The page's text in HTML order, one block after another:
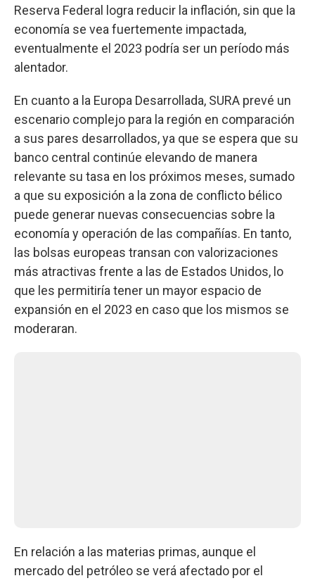
Reserva Federal logra reducir la inflación, sin que la
economía se vea fuertemente impactada,
eventualmente el 2023 podría ser un período más
alentador.
En cuanto a la Europa Desarrollada, SURA prevé un
escenario complejo para la región en comparación
a sus pares desarrollados, ya que se espera que su
banco central continúe elevando de manera
relevante su tasa en los próximos meses, sumado
a que su exposición a la zona de conflicto bélico
puede generar nuevas consecuencias sobre la
economía y operación de las compañías. En tanto,
las bolsas europeas transan con valorizaciones
más atractivas frente a las de Estados Unidos, lo
que les permitiría tener un mayor espacio de
expansión en el 2023 en caso que los mismos se
moderaran.
En relación a las materias primas, aunque el
mercado del petróleo se verá afectado por el